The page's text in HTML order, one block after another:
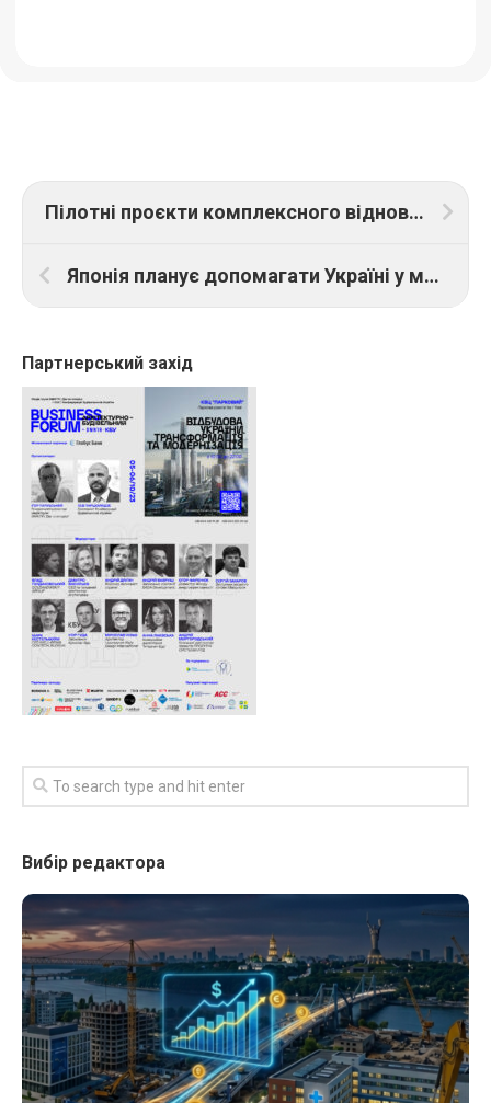
Пілотні проєкти комплексного відновлення у Херсонській, Київській та Чернігівській областях почнуться у вересні – Найєм
Японія планує допомагати Україні у модернізації та відновленні зрошувальних систем
Партнерський захід
Вибір редактора